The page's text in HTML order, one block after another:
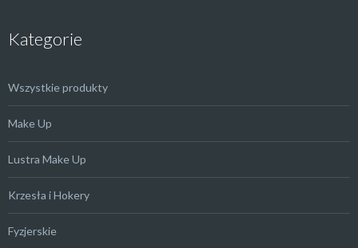
Kategorie
Wszystkie produkty
Make Up
Lustra Make Up
Krzesła i Hokery
Fyzjerskie